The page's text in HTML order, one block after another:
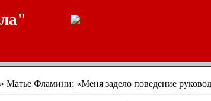
Матье Фламини: «Меня задело поведение